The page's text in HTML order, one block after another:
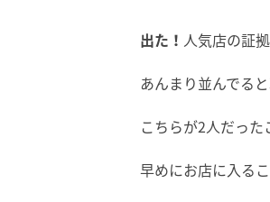
出た！ 人気店の証
あんまり並んでる
こちらが2人だった
早めにお店に入る